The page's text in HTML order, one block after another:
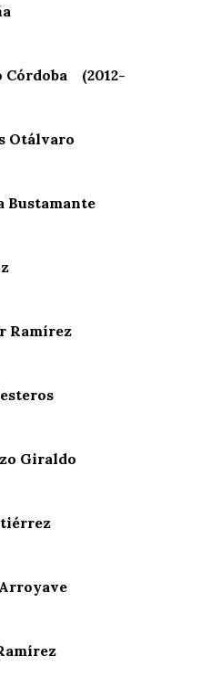
Peña
Córdoba (2012-
Otálvaro
Bustamante
Ruiz
Ramírez
Giraldo
Gutiérrez
Arroyave
Ramírez